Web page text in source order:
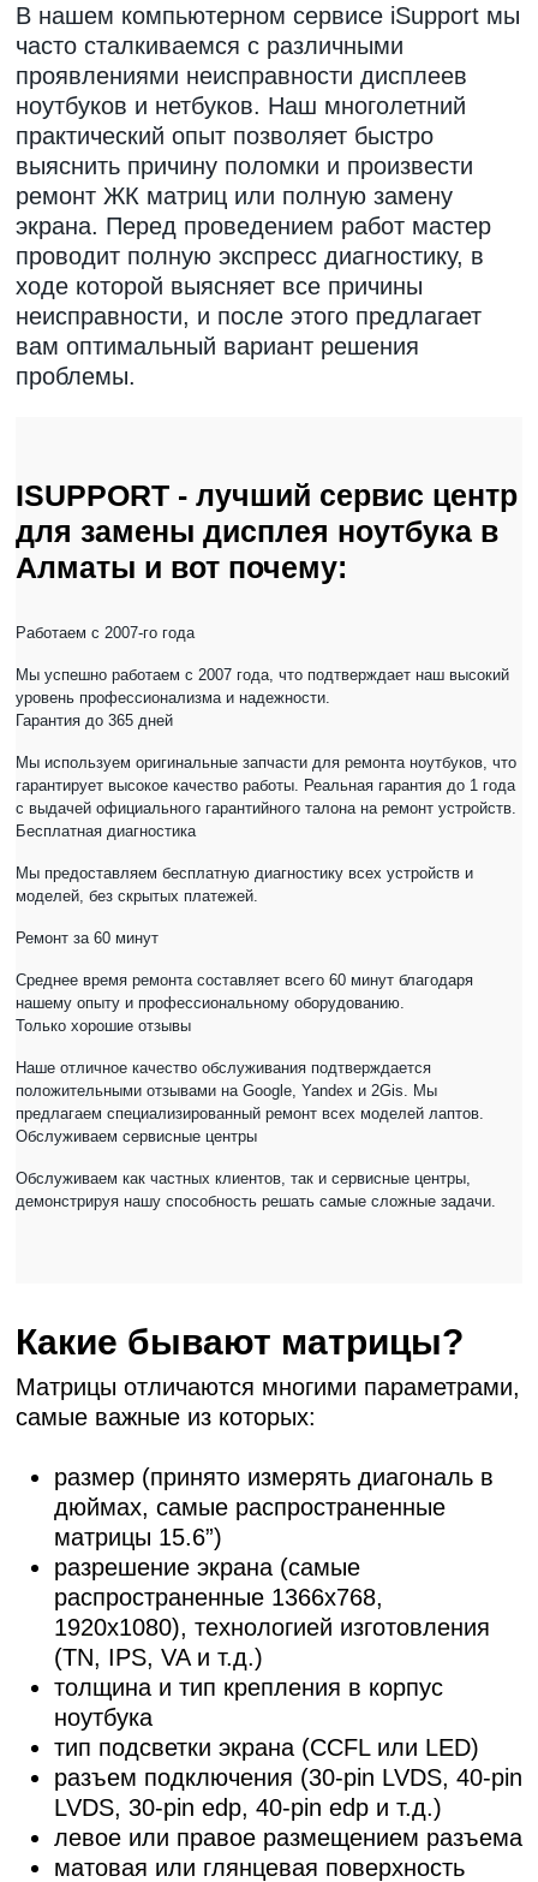
В нашем компьютерном сервисе iSupport мы
часто сталкиваемся с различными
проявлениями неисправности дисплеев
ноутбуков и нетбуков. Наш многолетний
практический опыт позволяет быстро
выяснить причину поломки и произвести
ремонт ЖК матриц или полную замену
экрана. Перед проведением работ мастер
проводит полную экспресс диагностику, в
ходе которой выясняет все причины
неисправности, и после этого предлагает
вам оптимальный вариант решения
проблемы.
ISUPPORT - лучший сервис центр
для замены дисплея ноутбука в
Алматы и вот почему:
Работаем с 2007-го года
Мы успешно работаем с 2007 года, что подтверждает наш высокий
уровень профессионализма и надежности.
Гарантия до 365 дней
Мы используем оригинальные запчасти для ремонта ноутбуков, что
гарантирует высокое качество работы. Реальная гарантия до 1 года
с выдачей официального гарантийного талона на ремонт устройств.
Бесплатная диагностика
Мы предоставляем бесплатную диагностику всех устройств и
моделей, без скрытых платежей.
Ремонт за 60 минут
Среднее время ремонта составляет всего 60 минут благодаря
нашему опыту и профессиональному оборудованию.
Только хорошие отзывы
Наше отличное качество обслуживания подтверждается
положительными отзывами на Google, Yandex и 2Gis. Мы
предлагаем специализированный ремонт всех моделей лаптов.
Обслуживаем сервисные центры
Обслуживаем как частных клиентов, так и сервисные центры,
демонстрируя нашу способность решать самые сложные задачи.
Какие бывают матрицы?
Матрицы отличаются многими параметрами,
самые важные из которых:
размер (принято измерять диагональ в
дюймах, самые распространенные
матрицы 15.6”)
разрешение экрана (самые
распространенные 1366x768,
1920x1080), технологией изготовления
(TN, IPS, VA и т.д.)
толщина и тип крепления в корпус
ноутбука
тип подсветки экрана (CCFL или LED)
разъем подключения (30-pin LVDS, 40-pin
LVDS, 30-pin edp, 40-pin edp и т.д.)
левое или правое размещением разъема
матовая или глянцевая поверхность